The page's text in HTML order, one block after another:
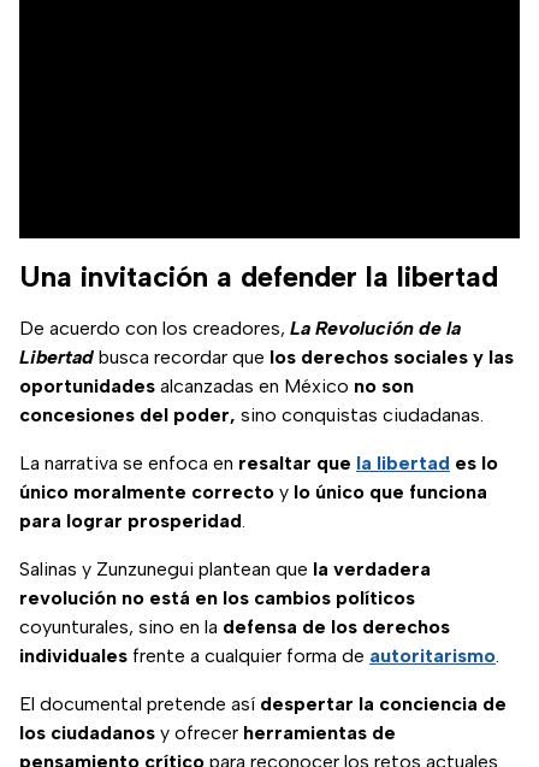
Una invitación a defender la libertad
De acuerdo con los creadores, La Revolución de la
Libertad busca recordar que los derechos sociales y las
oportunidades alcanzadas en México no son
concesiones del poder, sino conquistas ciudadanas.
La narrativa se enfoca en resaltar que la libertad es lo
único moralmente correcto y lo único que funciona
para lograr prosperidad.
Salinas y Zunzunegui plantean que la verdadera
revolución no está en los cambios políticos
coyunturales, sino en la defensa de los derechos
individuales frente a cualquier forma de autoritarismo.
El documental pretende así despertar la conciencia de
los ciudadanos y ofrecer herramientas de
pensamiento crítico para reconocer los retos actuales